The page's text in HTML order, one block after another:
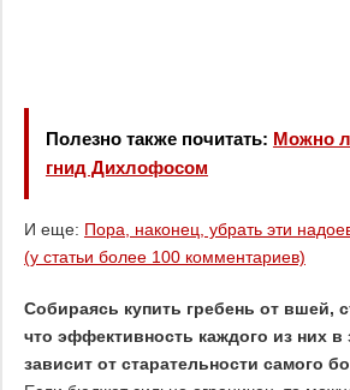
Полезно также почитать: Можно
гнид Дихлофосом
И еще: Пора, наконец, убрать эти
(у статьи более 100 комментариев)
Собираясь купить гребень от вшей,
что эффективность каждого из них в
зависит от старательности самого